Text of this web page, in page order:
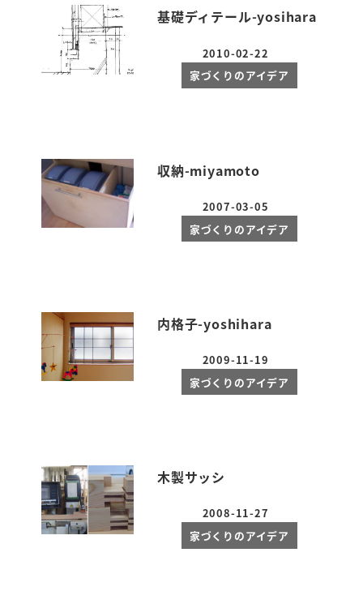
基礎ディテール-yosihara
投稿日
2010-02-22
家づくりのアイデア
収納-miyamoto
投稿日
2007-03-05
家づくりのアイデア
内格子-yoshihara
投稿日
2009-11-19
家づくりのアイデア
木製サッシ
投稿日
2008-11-27
家づくりのアイデア